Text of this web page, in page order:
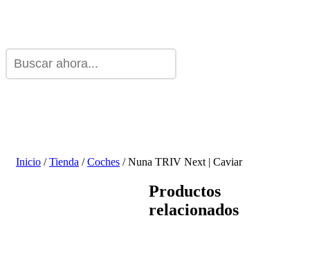
Inicio /Tienda /Coches / Nuna TRIV Next | Caviar
Productos
relacionados